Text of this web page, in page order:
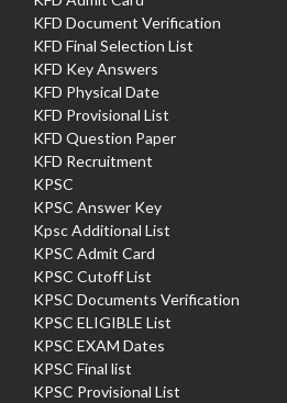
KFD Document Verification
KFD Final Selection List
KFD Key Answers
KFD Physical Date
KFD Provisional List
KFD Question Paper
KFD Recruitment
KPSC
KPSC Answer Key
Kpsc Additional List
KPSC Admit Card
KPSC Cutoff List
KPSC Documents Verification
KPSC ELIGIBLE List
KPSC EXAM Dates
KPSC Final list
KPSC Provisional List